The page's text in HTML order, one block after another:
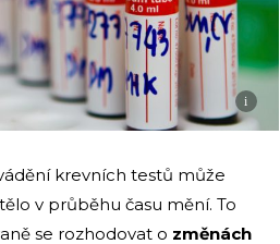
i
krevních testů může
v průběhu času mění. To
se rozhodovat o změnách